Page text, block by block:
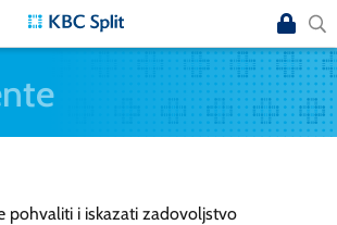
pohvaliti i iskazati zadovoljstvo